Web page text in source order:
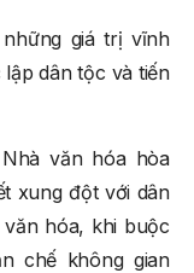
giá trị vĩnh
dân tộc và tiến
văn hóa hòa
xung đột với dân
hóa, khi buộc
chế không gian